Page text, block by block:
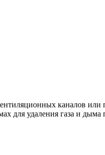
каналов
для удаления газа и